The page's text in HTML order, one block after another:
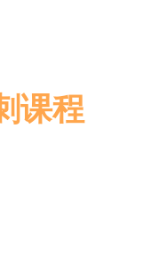
课程